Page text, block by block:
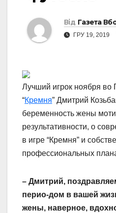
Від Газета
ГРУ 19, 2019
Лучший игрок ноября во
“Кремня” Дмитрий
беременность жены
результативности, о
в игре “Кремня” и
профессиональных
– Дмитрий,
перио-дом в вашей
жены, наверное,